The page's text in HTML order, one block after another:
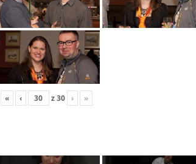
« ‹ z30 › »